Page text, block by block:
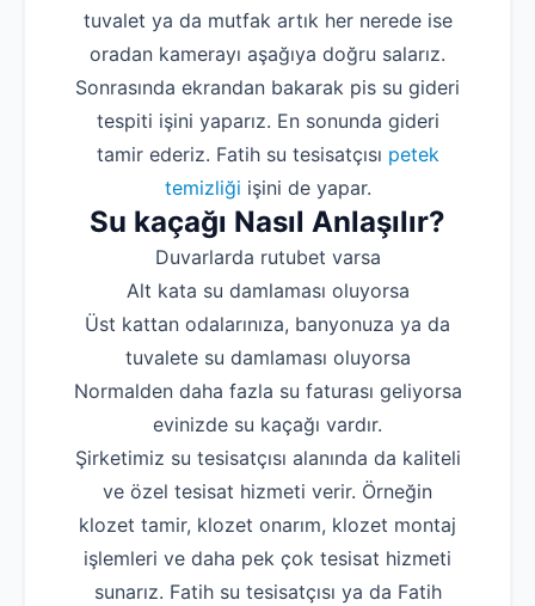
tuvalet ya da mutfak artık her nerede ise
oradan kamerayı aşağıya doğru salarız.
Sonrasında ekrandan bakarak pis su gideri
tespiti işini yaparız. En sonunda gideri
tamir ederiz. Fatih su tesisatçısı petek
temizliği işini de yapar.
Su kaçağı Nasıl Anlaşılır?
Duvarlarda rutubet varsa
Alt kata su damlaması oluyorsa
Üst kattan odalarınıza, banyonuza ya da
tuvalete su damlaması oluyorsa
Normalden daha fazla su faturası geliyorsa
evinizde su kaçağı vardır.
Şirketimiz su tesisatçısı alanında da kaliteli
ve özel tesisat hizmeti verir. Örneğin
klozet tamir, klozet onarım, klozet montaj
işlemleri ve daha pek çok tesisat hizmeti
sunarız. Fatih su tesisatçısı ya da Fatih